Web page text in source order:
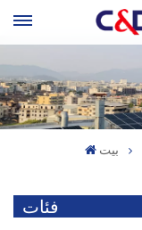
بيت
فئات